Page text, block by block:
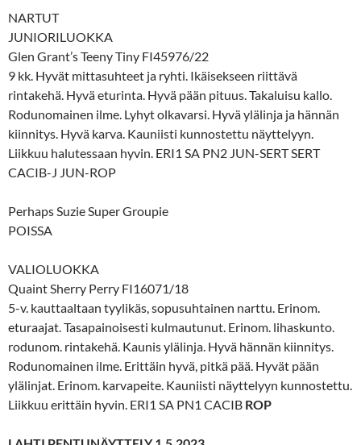
NARTUT
JUNIORILUOKKA
Glen Grant’s Teeny Tiny FI45976/22
9 kk. Hyvät mittasuhteet ja ryhti. Ikäisekseen riittävä
rintakehä. Hyvä eturinta. Hyvä pään pituus. Takaluisu kallo.
Rodunomainen ilme. Lyhyt olkavarsi. Hyvä ylälinja ja hännän
kiinnitys. Hyvä karva. Kauniisti kunnostettu näyttelyyn.
Liikkuu halutessaan hyvin. ERI1 SA PN2 JUN-SERT SERT
CACIB-J JUN-ROP
Perhaps Suzie Super Groupie
POISSA
VALIOLUOKKA
Quaint Sherry Perry FI16071/18
5-v. kauttaaltaan tyylikäs, sopusuhtainen narttu. Erinom.
eturaajat. Tasapainoisesti kulmautunut. Erinom. lihaskunto.
rodunom. rintakehä. Kaunis ylälinja. Hyvä hännän kiinnitys.
Rodunomainen ilme. Erittäin hyvä, pitkä pää. Hyvät pään
ylälinjat. Erinom. karvapeite. Kauniisti näyttelyyn kunnostettu.
Liikkuu erittäin hyvin. ERI1 SA PN1 CACIB ROP